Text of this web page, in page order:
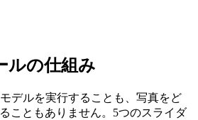
ルの仕組み
デルを実行することも、写真をど
こともありません。5つのスライダ